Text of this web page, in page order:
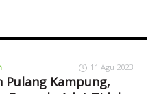
11 Agu 2023
Pulang Kampung,